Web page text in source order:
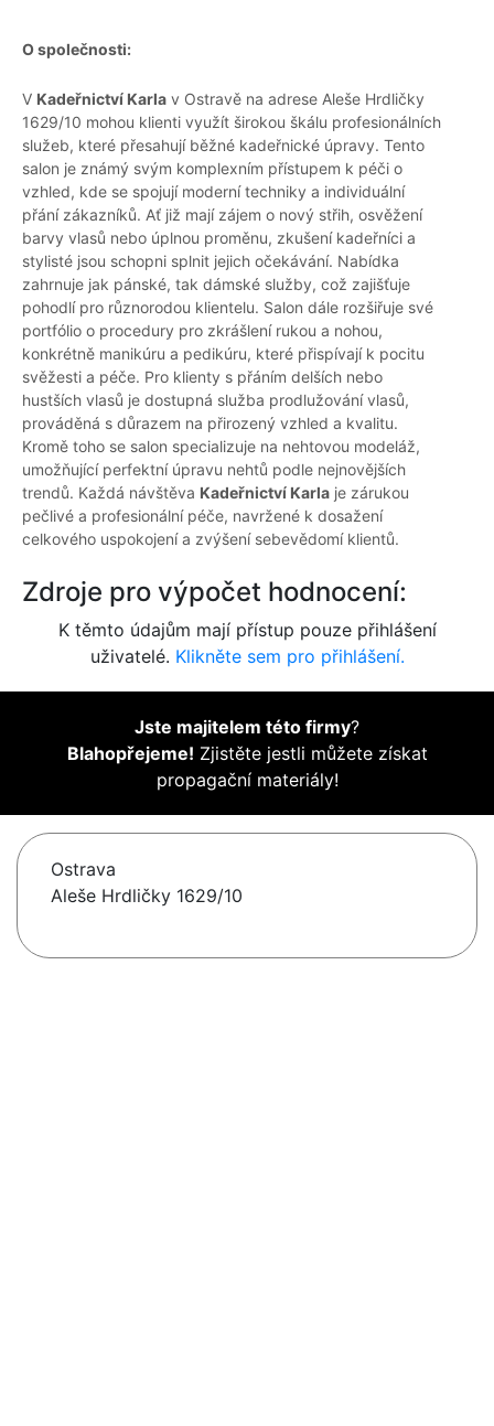
O společnosti:
V Kadeřnictví Karla v Ostravě na adrese Aleše Hrdličky
1629/10 mohou klienti využít širokou škálu profesionálních
služeb, které přesahují běžné kadeřnické úpravy. Tento
salon je známý svým komplexním přístupem k péči o
vzhled, kde se spojují moderní techniky a individuální
přání zákazníků. Ať již mají zájem o nový střih, osvěžení
barvy vlasů nebo úplnou proměnu, zkušení kadeřníci a
stylisté jsou schopni splnit jejich očekávání. Nabídka
zahrnuje jak pánské, tak dámské služby, což zajišťuje
pohodlí pro různorodou klientelu. Salon dále rozšiřuje své
portfólio o procedury pro zkrášlení rukou a nohou,
konkrétně manikúru a pedikúru, které přispívají k pocitu
svěžesti a péče. Pro klienty s přáním delších nebo
hustších vlasů je dostupná služba prodlužování vlasů,
prováděná s důrazem na přirozený vzhled a kvalitu.
Kromě toho se salon specializuje na nehtovou modeláž,
umožňující perfektní úpravu nehtů podle nejnovějších
trendů. Každá návštěva Kadeřnictví Karla je zárukou
pečlivé a profesionální péče, navržené k dosažení
celkového uspokojení a zvýšení sebevědomí klientů.
Zdroje pro výpočet hodnocení:
K těmto údajům mají přístup pouze přihlášení
uživatelé. Klikněte sem pro přihlášení.
Jste majitelem této firmy?
Blahopřejeme! Zjistěte jestli můžete získat
propagační materiály!
Ostrava
Aleše Hrdličky 1629/10